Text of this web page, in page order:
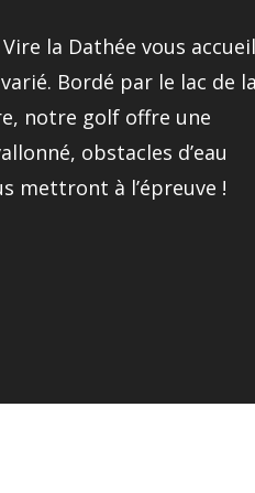
la Dathée vous
Bordé par le lac de la
notre golf offre une
obstacles d’eau
mettront à l’épreuve !